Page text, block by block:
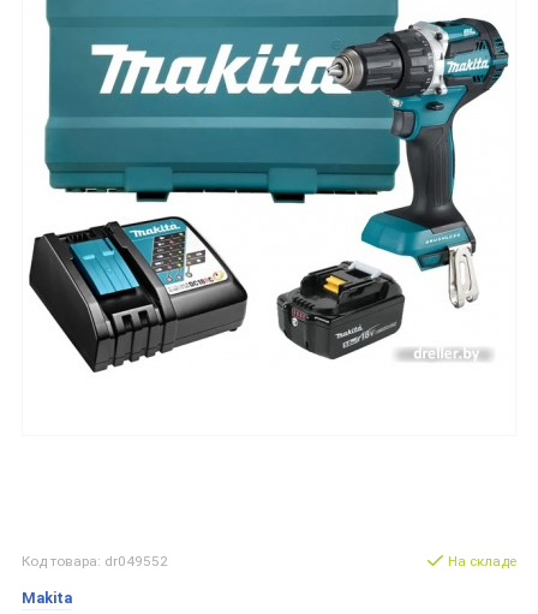
Код товара: dr049552
Makita
На складе